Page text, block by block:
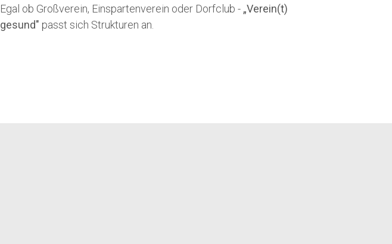
Egal ob Großverein, Einspartenverein oder Dorfclub - „Verein(t)
gesund" passt sich Strukturen an.